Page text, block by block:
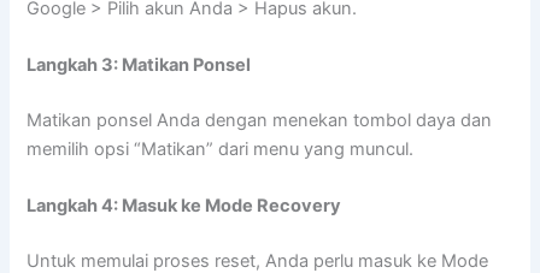
Google > Pilih akun Anda > Hapus akun.
Langkah 3: Matikan Ponsel
Matikan ponsel Anda dengan menekan tombol daya dan
memilih opsi “Matikan” dari menu yang muncul.
Langkah 4: Masuk ke Mode Recovery
Untuk memulai proses reset, Anda perlu masuk ke Mode